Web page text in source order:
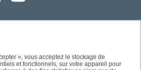
», vous acceptez le stockage de
et fonctionnels, sur votre appareil pour